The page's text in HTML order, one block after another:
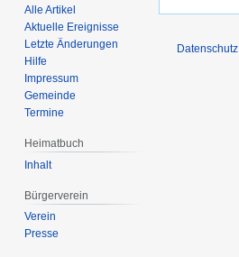
Alle Artikel
Aktuelle Ereignisse
Letzte Änderungen
Hilfe
Impressum
Gemeinde
Termine
Heimatbuch
Inhalt
Bürgerverein
Verein
Presse
Datenschutz